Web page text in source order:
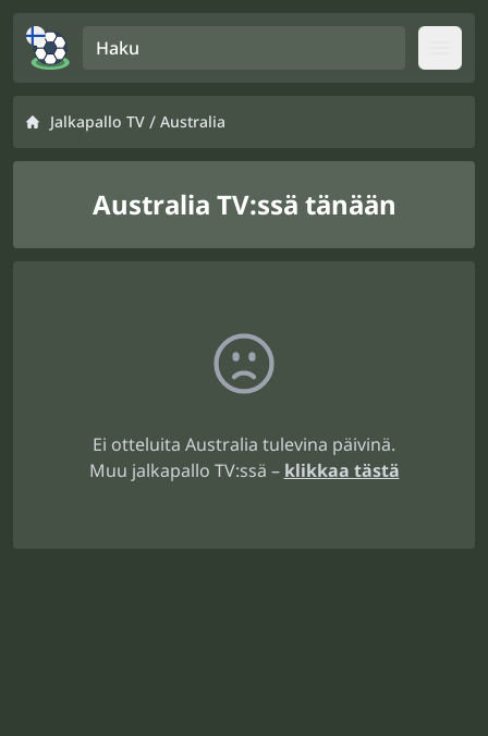
Jalkapallo TV / Australia
Australia TV:ssä tänään
Ei otteluita Australia tulevina päivinä.
Muu jalkapallo TV:ssä – klikkaa tästä